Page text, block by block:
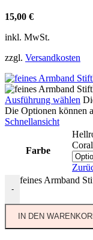
15,00 €
inkl. MwSt.
zzgl. Versandkosten
Ausführung wählen
Die Optionen können
Schnellansicht
Farbe
Coral
-
feines Armband
IN DEN